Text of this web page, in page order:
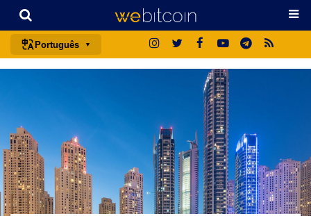
Português
français
italiano
deutsch
日本語